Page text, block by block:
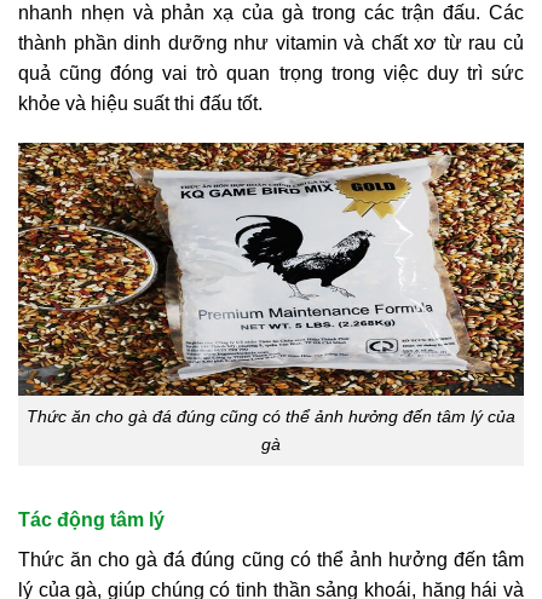
nhanh nhẹn và phản xạ của gà trong các trận đấu. Các
thành phần dinh dưỡng như vitamin và chất xơ từ rau củ
quả cũng đóng vai trò quan trọng trong việc duy trì sức
khỏe và hiệu suất thi đấu tốt.
Thức ăn cho gà đá đúng cũng có thể ảnh hưởng đến tâm lý của
gà
Tác động tâm lý
Thức ăn cho gà đá đúng cũng có thể ảnh hưởng đến tâm
lý của gà, giúp chúng có tinh thần sảng khoái, hăng hái và